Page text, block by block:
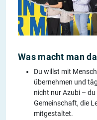
Was macht man
Du willst mit
übernehmen und
nicht nur Azubi –
Gemeinschaft, die
mitgestaltet.